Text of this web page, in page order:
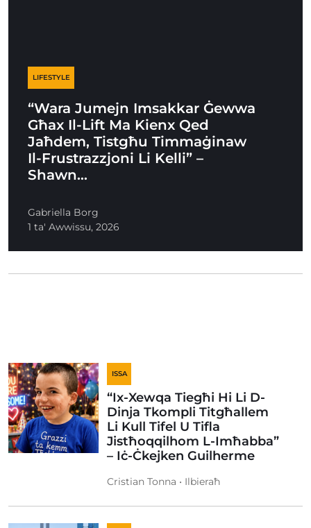
LIFESTYLE
“Wara Jumejn Imsakkar Ġewwa
Għax Il-Lift Ma Kienx Qed
Jaħdem, Tistgħu Timmaġinaw
Il-Frustrazzjoni Li Kelli” –
Shawn…
Gabriella Borg
1 ta' Awwissu, 2026
ISSA
“Ix-Xewqa Tiegħi Hi Li D-
Dinja Tkompli Titgħallem
Li Kull Tifel U Tifla
Jistħoqqilhom L-Imħabba”
– Iċ-Ċkejken Guilherme
Cristian Tonna • Ilbieraħ